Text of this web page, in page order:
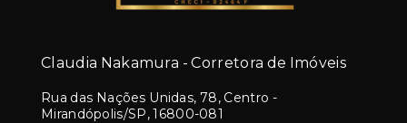
Claudia Nakamura - Corretora de Imóveis
Rua das Nações Unidas, 78, Centro -
Mirandópolis/SP, 16800-081